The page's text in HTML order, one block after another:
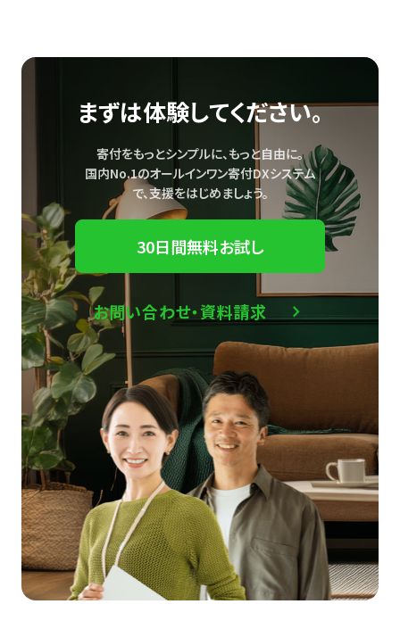
まずは体験してください。
寄付をもっとシンプルに、もっと自由に。
国内No.1のオールインワン寄付DXシステム
で、支援をはじめましょう。
30日間無料お試し
お問い合わせ・資料請求